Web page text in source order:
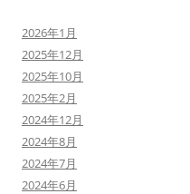
2026年1月
2025年12月
2025年10月
2025年2月
2024年12月
2024年8月
2024年7月
2024年6月